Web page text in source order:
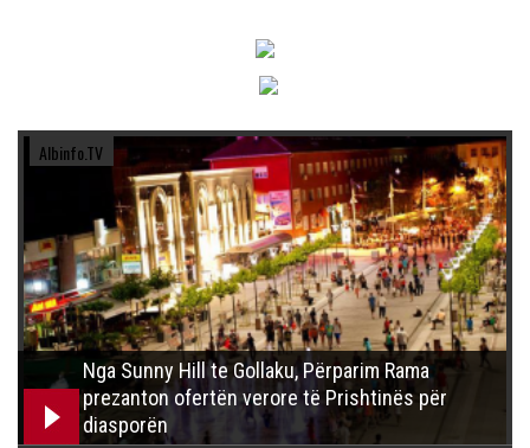
Albinfo.TV
Nga Sunny Hill te Gollaku, Përparim Rama
prezanton ofertën verore të Prishtinës për
diasporën